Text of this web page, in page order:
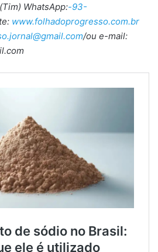
WhatsApp:-93-
www.folhadoprogresso.com.br
/ou e-mail: